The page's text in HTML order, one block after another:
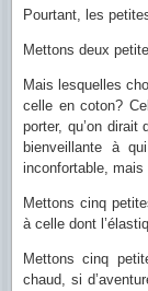
Pourtant, les
Mettons deux
Mais lesquelles
celle en coton?
porter, qu’on dirait
bienveillante à
inconfortable,
Mettons cinq
à celle dont
Mettons cinq
chaud, si